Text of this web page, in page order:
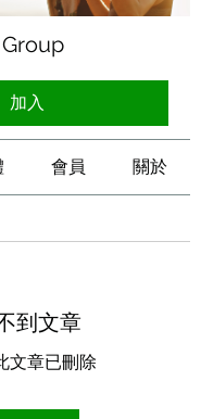
加入
會員 關於
到文章
文章已刪除